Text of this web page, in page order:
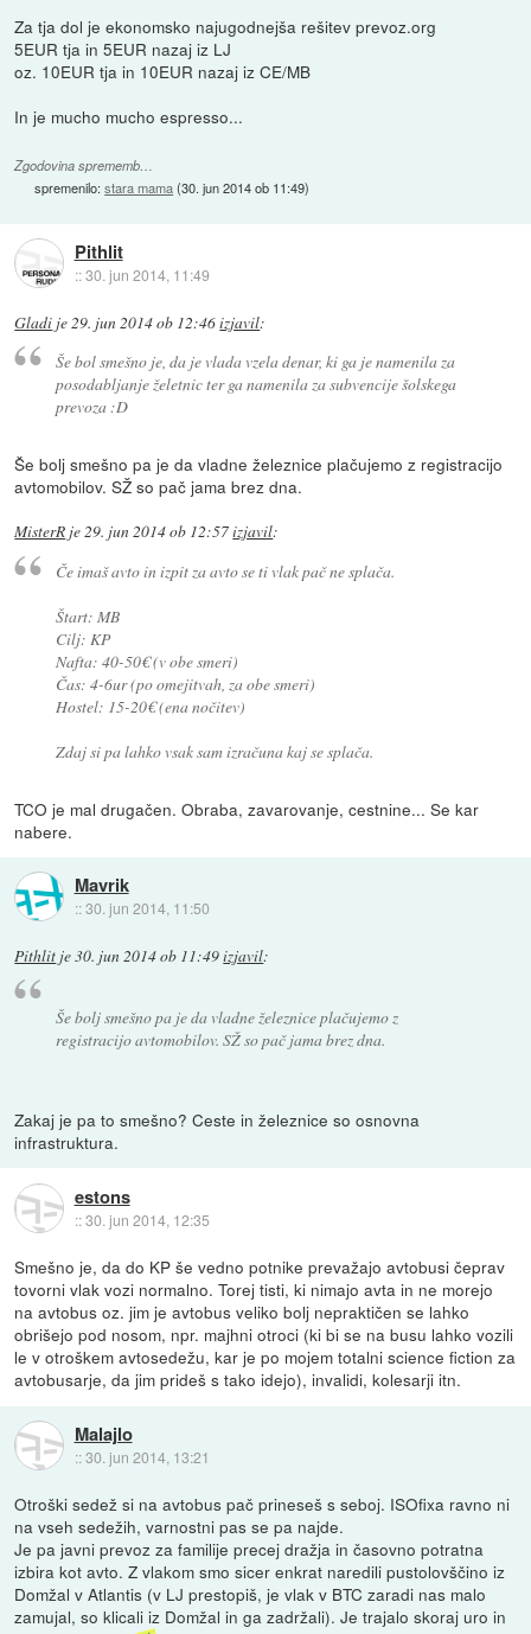
Za tja dol je ekonomsko najugodnejša rešitev prevoz.org
5EUR tja in 5EUR nazaj iz LJ
oz. 10EUR tja in 10EUR nazaj iz CE/MB
In je mucho mucho espresso...
Zgodovina sprememb…
spremenilo:stara mama(30. jun 2014 ob 11:49)
Pithlit
::30. jun 2014, 11:49
Gladi je29. jun 2014 ob 12:46izjavil:
Še bol smešno je, da je vlada vzela denar, ki ga je namenila za
posodabljanje želetnic ter ga namenila za subvencije šolskega
prevoza :D
Še bolj smešno pa je da vladne železnice plačujemo z registracijo
avtomobilov. SŽ so pač jama brez dna.
MisterR je29. jun 2014 ob 12:57izjavil:
Če imaš avto in izpit za avto se ti vlak pač ne splača.
Štart: MB
Cilj: KP
Nafta: 40-50€ (v obe smeri)
Čas: 4-6ur (po omejitvah, za obe smeri)
Hostel: 15-20€ (ena nočitev)
Zdaj si pa lahko vsak sam izračuna kaj se splača.
TCO je mal drugačen. Obraba, zavarovanje, cestnine... Se kar
nabere.
Mavrik
::30. jun 2014, 11:50
Pithlit je30. jun 2014 ob 11:49izjavil:
Še bolj smešno pa je da vladne železnice plačujemo z
registracijo avtomobilov. SŽ so pač jama brez dna.
Zakaj je pa to smešno? Ceste in železnice so osnovna
infrastruktura.
estons
::30. jun 2014, 12:35
Smešno je, da do KP še vedno potnike prevažajo avtobusi čeprav
tovorni vlak vozi normalno. Torej tisti, ki nimajo avta in ne morejo
na avtobus oz. jim je avtobus veliko bolj nepraktičen se lahko
obrišejo pod nosom, npr. majhni otroci (ki bi se na busu lahko vozili
le v otroškem avtosedežu, kar je po mojem totalni science fiction za
avtobusarje, da jim prideš s tako idejo), invalidi, kolesarji itn.
Malajlo
::30. jun 2014, 13:21
Otroški sedež si na avtobus pač prineseš s seboj. ISOfixa ravno ni
na vseh sedežih, varnostni pas se pa najde.
Je pa javni prevoz za familije precej dražja in časovno potratna
izbira kot avto. Z vlakom smo sicer enkrat naredili pustolovščino iz
Domžal v Atlantis (v LJ prestopiš, je vlak v BTC zaradi nas malo
zamujal, so klicali iz Domžal in ga zadržali). Je trajalo skoraj uro in